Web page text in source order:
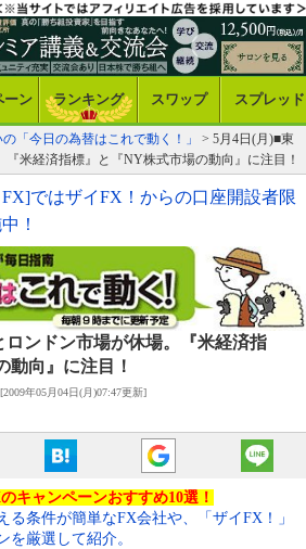
ーン ランキング スワップ スプレッド
「今日の為替はこれで動く！」
> 5月4日(月)■東
米経済指標』と『NY株式市場の動向』に注目！
ではザイFX！からの口座開設者限
！
ロンドン市場が休場。『米経済指
動向』に注目！
[2009年05月04日(月)07:47更新]
キャンペーンおすすめ10選！
る条件が簡単なFX会社や、「ザイFX！」
を厳選して紹介。